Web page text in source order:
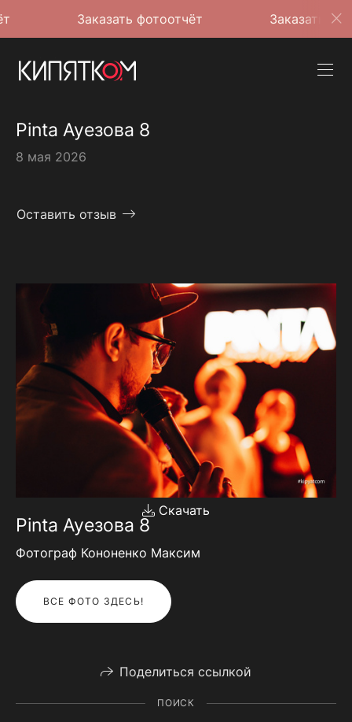
Заказать фотоотчёт Заказать фотоотчёт
Pinta Ауезова 8
8 мая 2026
Оставить отзыв
Скачать
Pinta Ауезова 8
Фотограф Кононенко Максим
ВСЕ ФОТО ЗДЕСЬ!
Поделиться ссылкой
ПОИСК